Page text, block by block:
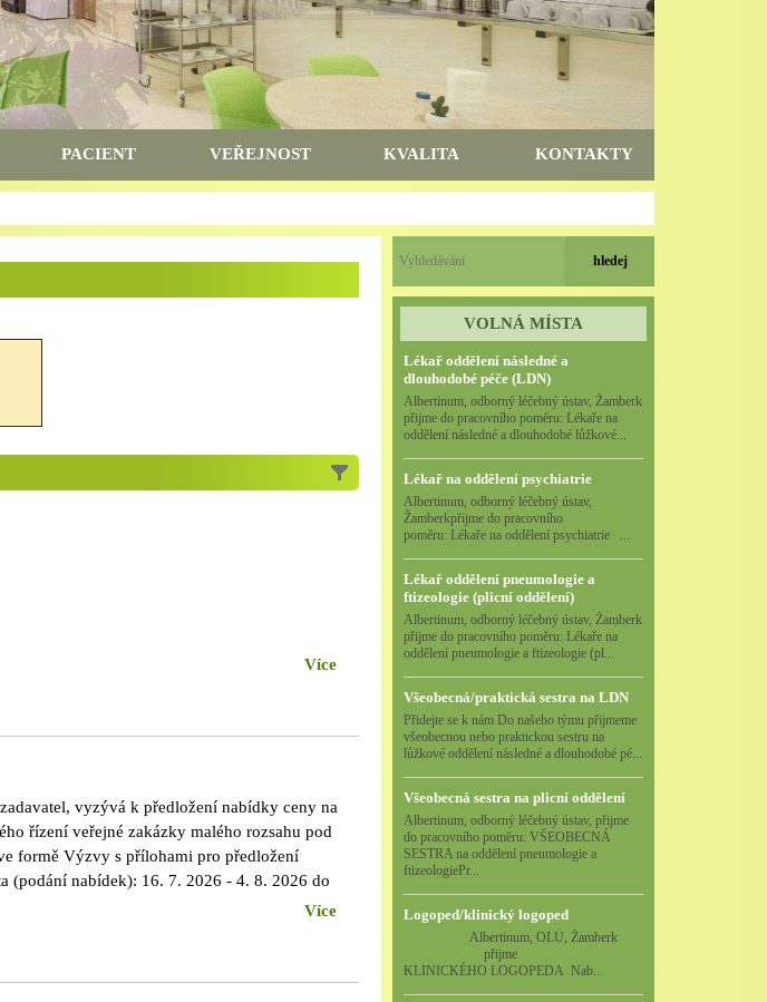
PACIENT VEŘEJNOST KVALITA KONTAKTY
Více
vyzývá k předložení nabídky ceny na
řízení veřejné zakázky malého rozsahu pod
formě Výzvy s přílohami pro předložení
(podání nabídek): 16. 7. 2026 - 4. 8. 2026 do
Více
VOLNÁ MÍSTA
Lékař oddělení následné a
dlouhodobé péče (LDN)
Albertinum, odborný léčebný ústav, Žamberk
přijme do pracovního poměru: Lékaře na
oddělení následné a dlouhodobé lůžkové...
Lékař na oddělení psychiatrie
Albertinum, odborný léčebný ústav,
Žamberkpřijme do pracovního
poměru: Lékaře na oddělení psychiatrie ...
Lékař oddělení pneumologie a
ftizeologie (plicní oddělení)
Albertinum, odborný léčebný ústav, Žamberk
přijme do pracovního poměru: Lékaře na
oddělení pneumologie a ftizeologie (pl...
Všeobecná/praktická sestra na LDN
Přidejte se k nám Do našeho týmu přijmeme
všeobecnou nebo praktickou sestru na
lůžkové oddělení následné a dlouhodobé pé...
Všeobecná sestra na plicní oddělení
Albertinum, odborný léčebný ústav, přijme
do pracovního poměru: VŠEOBECNÁ
SESTRA na oddělení pneumologie a
ftizeologiePr...
Logoped/klinický logoped
Albertinum, OLÚ, Žamberk
přijme
KLINICKÉHO LOGOPEDA Nab...